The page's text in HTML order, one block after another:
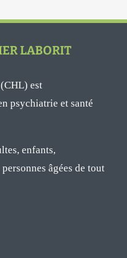
LABORIT
est
psychiatrie et santé
enfants,
âgées de tout